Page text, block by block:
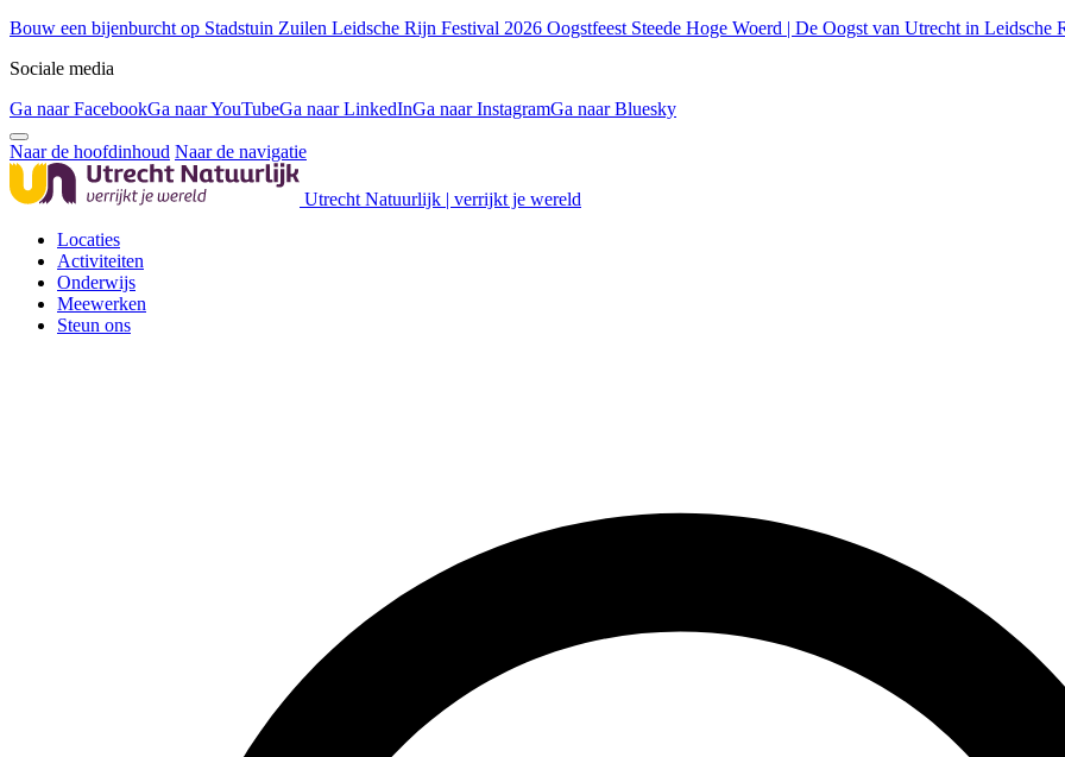
Bouw een bijenburcht op Stadstuin Zuilen Leidsche Rijn Festival 2026 Oogstfeest Steede Hoge Woerd | De Oogst van Utrecht in Leidsche
Sociale media
Ga naar FacebookGa naar YouTubeGa naar LinkedInGa naar InstagramGa naar Bluesky
Naar de hoofdinhoud Naar de navigatie
Utrecht Natuurlijk | verrijkt je wereld
Locaties
Activiteiten
Onderwijs
Meewerken
Steun ons